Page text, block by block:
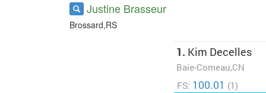
Justine Brasseur
Brossard,RS
1. Kim Decelles
Baie-Comeau,CN
FS: 100.01 (1)